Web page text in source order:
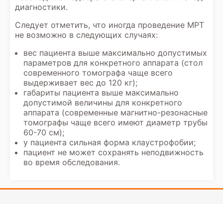
диагностики.
Следует отметить, что иногда проведение МРТ
не возможно в следующих случаях:
вес пациента выше максимально допустимых
параметров для конкретного аппарата (стол
современного томографа чаще всего
выдерживает вес до 120 кг);
габариты пациента выше максимально
допустимой величины для конкретного
аппарата (современные магнитно-резонасные
томографы чаще всего имеют диаметр трубы
60-70 см);
у пациента сильная форма клаустрофобии;
пациент не может сохранять неподвижность
во время обследования.